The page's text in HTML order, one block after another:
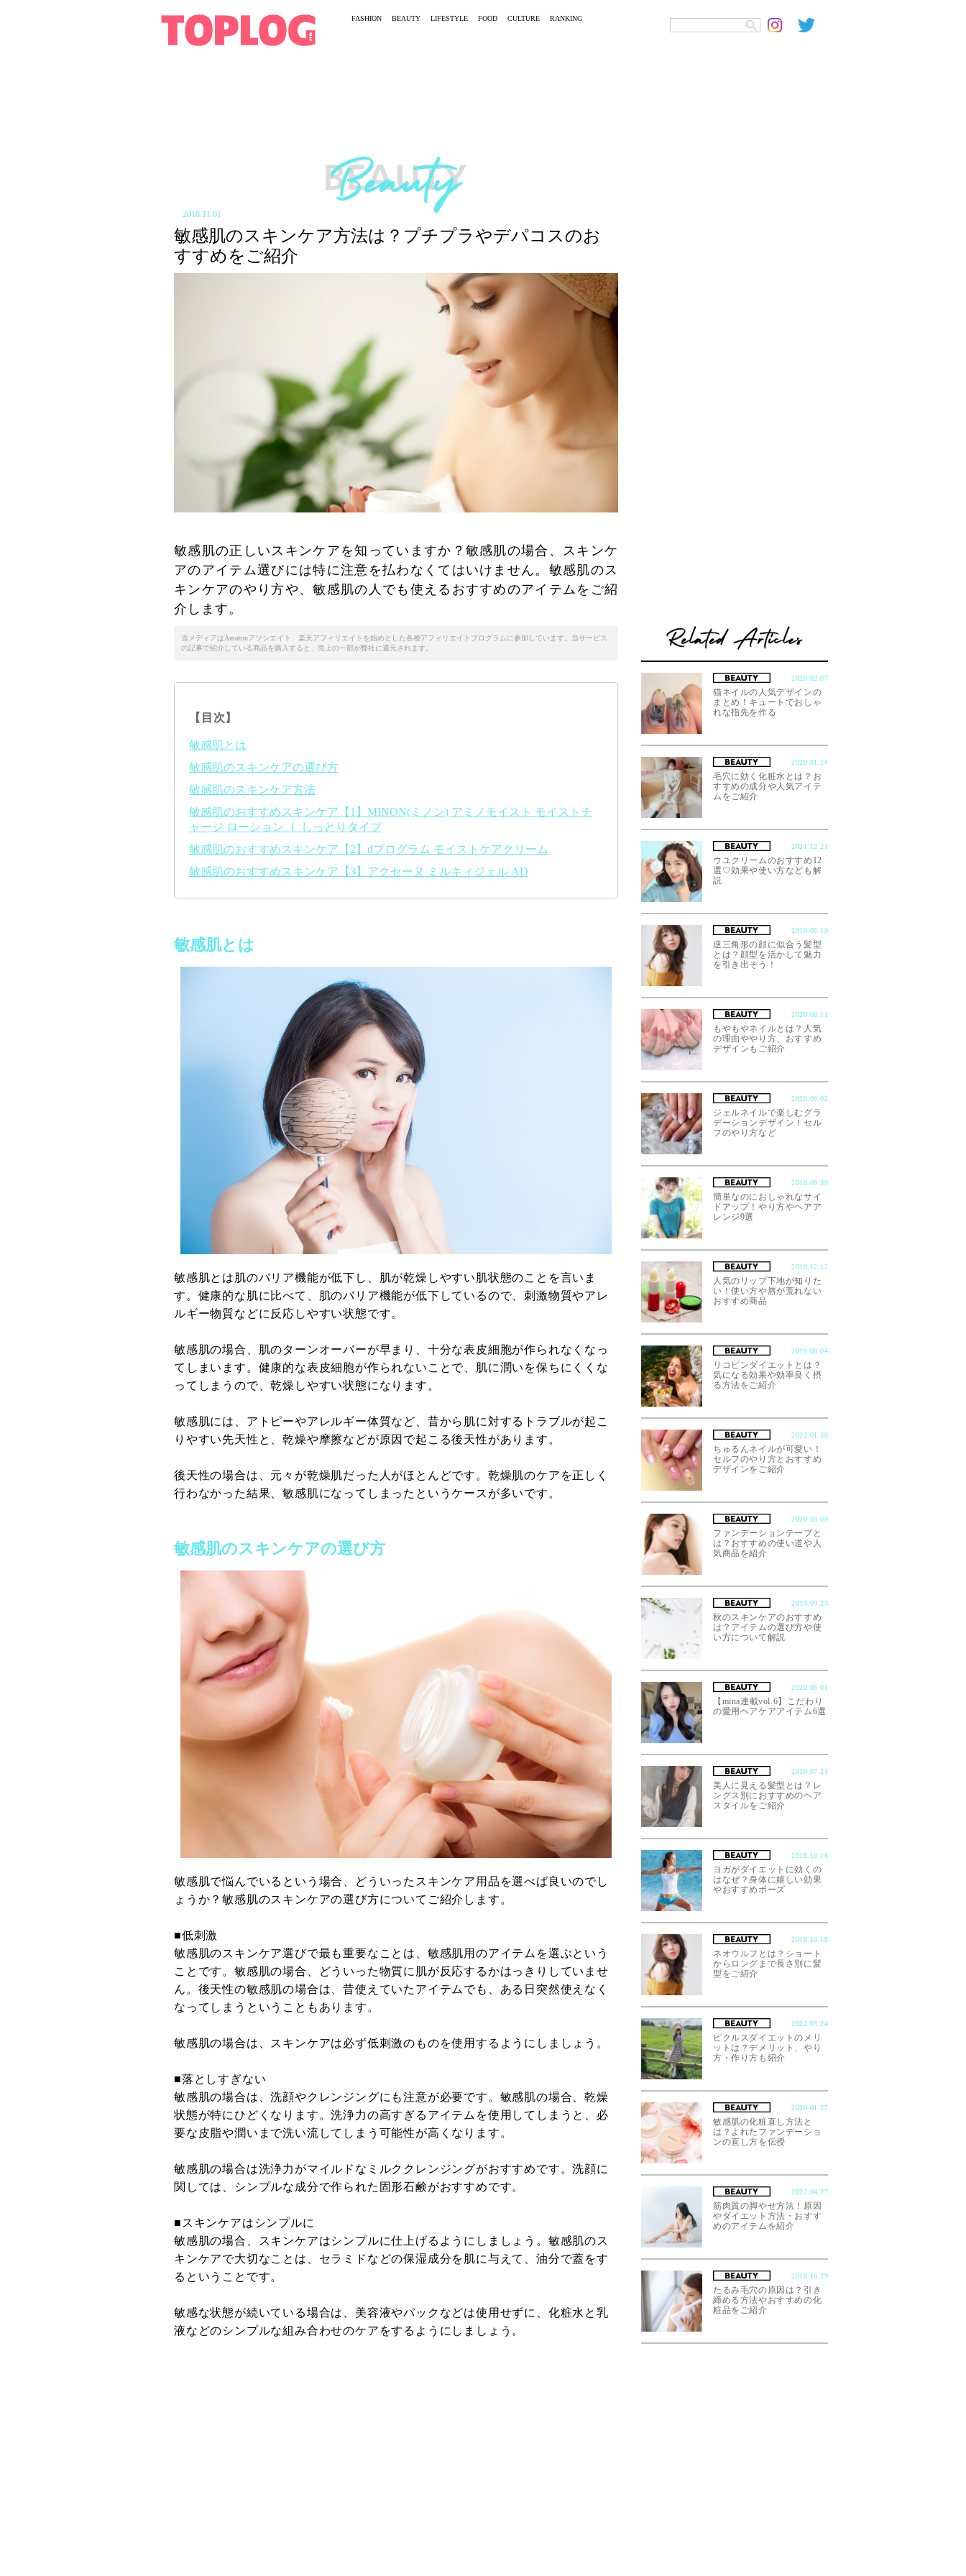
FASHION BEAUTY LIFESTYLE FOOD CULTURE RANKING
2018.11.01
敏感肌のスキンケア方法は？プチプラやデパコスのお
すすめをご紹介
敏感肌の正しいスキンケアを知っていますか？敏感肌の場合、スキンケ
アのアイテム選びには特に注意を払わなくてはいけません。敏感肌のス
キンケアのやり方や、敏感肌の人でも使えるおすすめのアイテムをご紹
介します。
当メディアはAmazonアソシエイト、楽天アフィリエイトを始めとした各種アフィリエイトプログラムに参加しています。当サービス
の記事で紹介している商品を購入すると、売上の一部が弊社に還元されます。
【目次】
敏感肌とは
敏感肌のスキンケアの選び方
敏感肌のスキンケア方法
敏感肌のおすすめスキンケア【1】MINON(ミノン) アミノモイスト モイストチ
ャージ ローション Ⅰ しっとりタイプ
敏感肌のおすすめスキンケア【2】dプログラム モイストケアクリーム
敏感肌のおすすめスキンケア【3】アクセーヌ ミルキィジェル AD
敏感肌とは
敏感肌とは肌のバリア機能が低下し、肌が乾燥しやすい肌状態のことを言いま
す。健康的な肌に比べて、肌のバリア機能が低下しているので、刺激物質やアレ
ルギー物質などに反応しやすい状態です。
敏感肌の場合、肌のターンオーバーが早まり、十分な表皮細胞が作られなくなっ
てしまいます。健康的な表皮細胞が作られないことで、肌に潤いを保ちにくくな
ってしまうので、乾燥しやすい状態になります。
敏感肌には、アトピーやアレルギー体質など、昔から肌に対するトラブルが起こ
りやすい先天性と、乾燥や摩擦などが原因で起こる後天性があります。
後天性の場合は、元々が乾燥肌だった人がほとんどです。乾燥肌のケアを正しく
行わなかった結果、敏感肌になってしまったというケースが多いです。
敏感肌のスキンケアの選び方
敏感肌で悩んでいるという場合、どういったスキンケア用品を選べば良いのでし
ょうか？敏感肌のスキンケアの選び方についてご紹介します。
■低刺激
敏感肌のスキンケア選びで最も重要なことは、敏感肌用のアイテムを選ぶという
ことです。敏感肌の場合、どういった物質に肌が反応するかはっきりしていませ
ん。後天性の敏感肌の場合は、昔使えていたアイテムでも、ある日突然使えなく
なってしまうということもあります。
敏感肌の場合は、スキンケアは必ず低刺激のものを使用するようにしましょう。
■落としすぎない
敏感肌の場合は、洗顔やクレンジングにも注意が必要です。敏感肌の場合、乾燥
状態が特にひどくなります。洗浄力の高すぎるアイテムを使用してしまうと、必
要な皮脂や潤いまで洗い流してしまう可能性が高くなります。
敏感肌の場合は洗浄力がマイルドなミルククレンジングがおすすめです。洗顔に
関しては、シンプルな成分で作られた固形石鹸がおすすめです。
■スキンケアはシンプルに
敏感肌の場合、スキンケアはシンプルに仕上げるようにしましょう。敏感肌のス
キンケアで大切なことは、セラミドなどの保湿成分を肌に与えて、油分で蓋をす
るということです。
敏感な状態が続いている場合は、美容液やパックなどは使用せずに、化粧水と乳
液などのシンプルな組み合わせのケアをするようにしましょう。
2020.02.07
猫ネイルの人気デザインの
まとめ！キュートでおしゃ
れな指先を作る
2020.01.24
毛穴に効く化粧水とは？お
すすめの成分や人気アイテ
ムをご紹介
2021.12.21
ウユクリームのおすすめ12
選♡効果や使い方なども解
説
2019.05.19
逆三角形の顔に似合う髪型
とは？顔型を活かして魅力
を引き出そう！
2020.08.11
もやもやネイルとは？人気
の理由ややり方、おすすめ
デザインもご紹介
2020.09.02
ジェルネイルで楽しむグラ
デーションデザイン！セル
フのやり方など
2018.09.30
簡単なのにおしゃれなサイ
ドアップ！やり方やヘアア
レンジ9選
2018.12.12
人気のリップ下地が知りた
い！使い方や唇が荒れない
おすすめ商品
2019.08.04
リコピンダイエットとは？
気になる効果や効率良く摂
る方法をご紹介
2022.01.30
ちゅるんネイルが可愛い！
セルフのやり方とおすすめ
デザインをご紹介
2020.03.09
ファンデーションテープと
は？おすすめの使い道や人
気商品を紹介
2019.09.23
秋のスキンケアのおすすめ
は？アイテムの選び方や使
い方について解説
2020.05.01
【mina連載vol.6】こだわり
の愛用ヘアケアアイテム6選
2019.07.24
美人に見える髪型とは？レ
ングス別におすすめのヘア
スタイルをご紹介
2018.10.18
ヨガがダイエットに効くの
はなぜ？身体に嬉しい効果
やおすすめポーズ
2018.10.18
ネオウルフとは？ショート
からロングまで長さ別に髪
型をご紹介
2022.03.24
ピクルスダイエットのメリ
ットは？デメリット、やり
方・作り方も紹介
2020.01.27
敏感肌の化粧直し方法と
は？よれたファンデーショ
ンの直し方を伝授
2022.04.27
筋肉質の脚やせ方法！原因
やダイエット方法・おすす
めのアイテムを紹介
2018.10.29
たるみ毛穴の原因は？引き
締める方法やおすすめの化
粧品をご紹介